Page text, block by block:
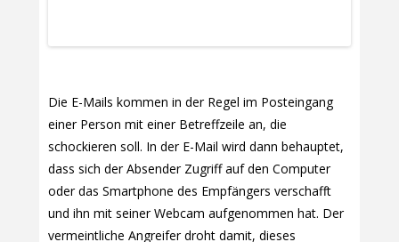
Die E-Mails kommen in der Regel im Posteingang
einer Person mit einer Betreffzeile an, die
schockieren soll. In der E-Mail wird dann behauptet,
dass sich der Absender Zugriff auf den Computer
oder das Smartphone des Empfängers verschafft
und ihn mit seiner Webcam aufgenommen hat. Der
vermeintliche Angreifer droht damit, dieses